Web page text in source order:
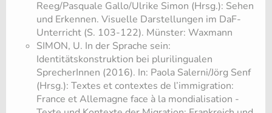
Reeg/Pasquale Gallo/Ulrike Simon (Hrsg.): Sehen
und Erkennen. Visuelle Darstellungen im DaF-
Unterricht (S. 103-122). Münster: Waxmann
SIMON, U. In der Sprache sein:
Identitätskonstruktion bei plurilingualen
SprecherInnen (2016). In: Paola Salerni/Jörg Senf
(Hrsg.): Textes et contextes de l’immigration:
France et Allemagne face à la mondialisation -